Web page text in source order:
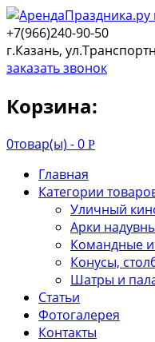
+7(966)240-90-50
г.Казань,
заказать звонок
Корзина:
0товар(ы) -0 Р
Главная
Категории
Уличный
Арки
Командные
Конусы,
Шатры и
Статьи
Фотогалерея
Контакты